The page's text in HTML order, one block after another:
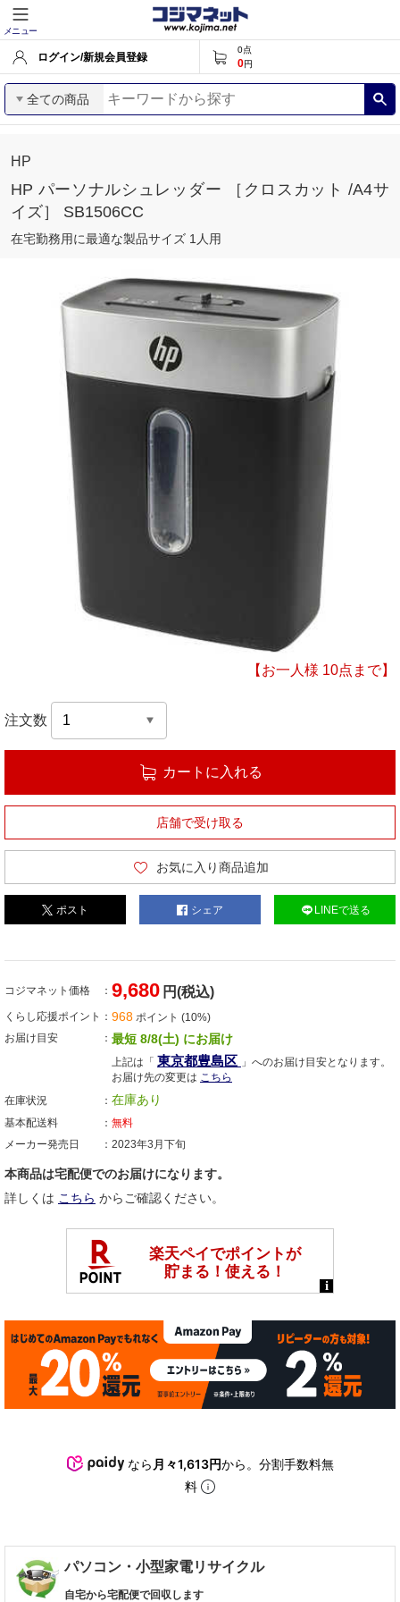
メニュー
ログイン/新規会員登録
0点
0円
全ての商品
HP
HP パーソナルシュレッダー ［クロスカット /A4サ
イズ］ SB1506CC
在宅勤務用に最適な製品サイズ 1人用
【お一人様 10点まで】
注文数
カートに入れる
店舗で受け取る
お気に入り商品追加
ポスト シェア LINEで送る
コジマネット価格 9,680 円(税込)
くらし応援ポイント 968 ポイント (10%)
お届け目安
最短 8/8(土) にお届け
上記は「 東京都豊島区 」へのお届け目安となります。
お届け先の変更は こちら
在庫状況
在庫あり
基本配送料
無料
メーカー発売日
2023年3月下旬
本商品は宅配便でのお届けになります。
詳しくは こちら からご確認ください。
なら 月々1,613円から。分割手数料無
料
パソコン・小型家電リサイクル
自宅から宅配便で回収します